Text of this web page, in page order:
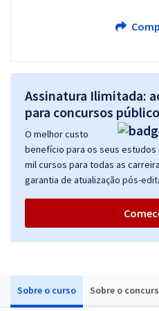
Sobre o curso Sobre o
Assinatura Ilimitada:
para concursos
O melhor custo
benefício para os seus estudos
mil cursos para todas as
garantia de atualização pós-